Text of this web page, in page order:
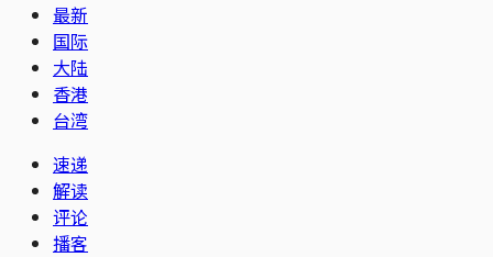
最新
国际
大陆
香港
台湾
速递
解读
评论
播客